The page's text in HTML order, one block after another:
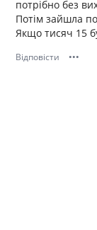
потрібно без
Потім зайшла
Якщо тисяч 15
Відповісти •••